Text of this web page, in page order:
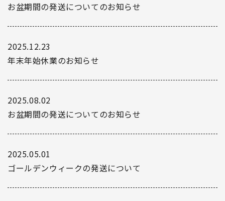
お盆期間の発送についてのお知らせ
2025.12.23
年末年始休業のお知らせ
2025.08.02
お盆期間の発送についてのお知らせ
2025.05.01
ゴールデンウィークの発送について